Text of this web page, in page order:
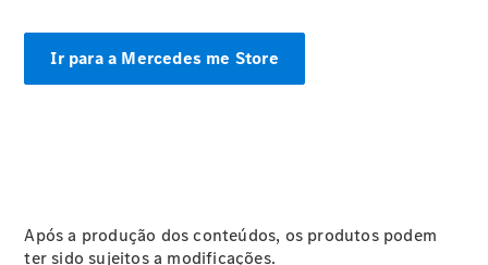
Configurador
Ir para a Mercedes me Store
Após a produção dos conteúdos, os produtos podem
ter sido sujeitos a modificações.